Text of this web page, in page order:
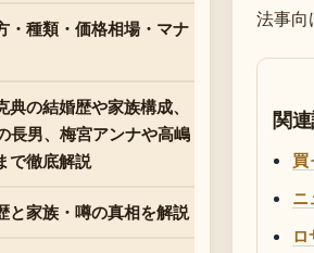
法事向
関
買
ニ
ロ
・種類・価格相場・マナ
典の結婚歴や家族構成、
長男、梅宮アンナや高嶋
で徹底解説
と家族・噂の真相を解説